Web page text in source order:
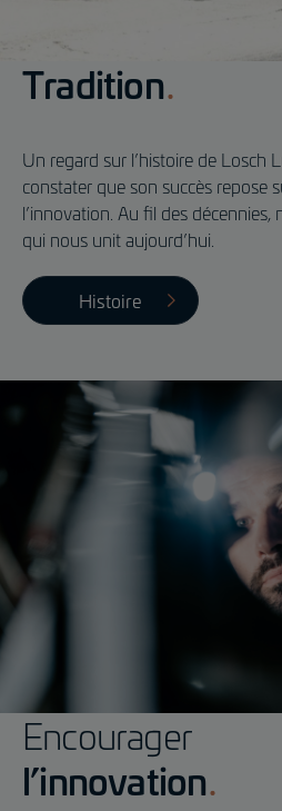
Tradition
Un regard sur l’histoire de
constater que son succès repose
l’innovation. Au fil des
qui nous unit aujourd’hui.
Histoire
Encourager
l’innovation